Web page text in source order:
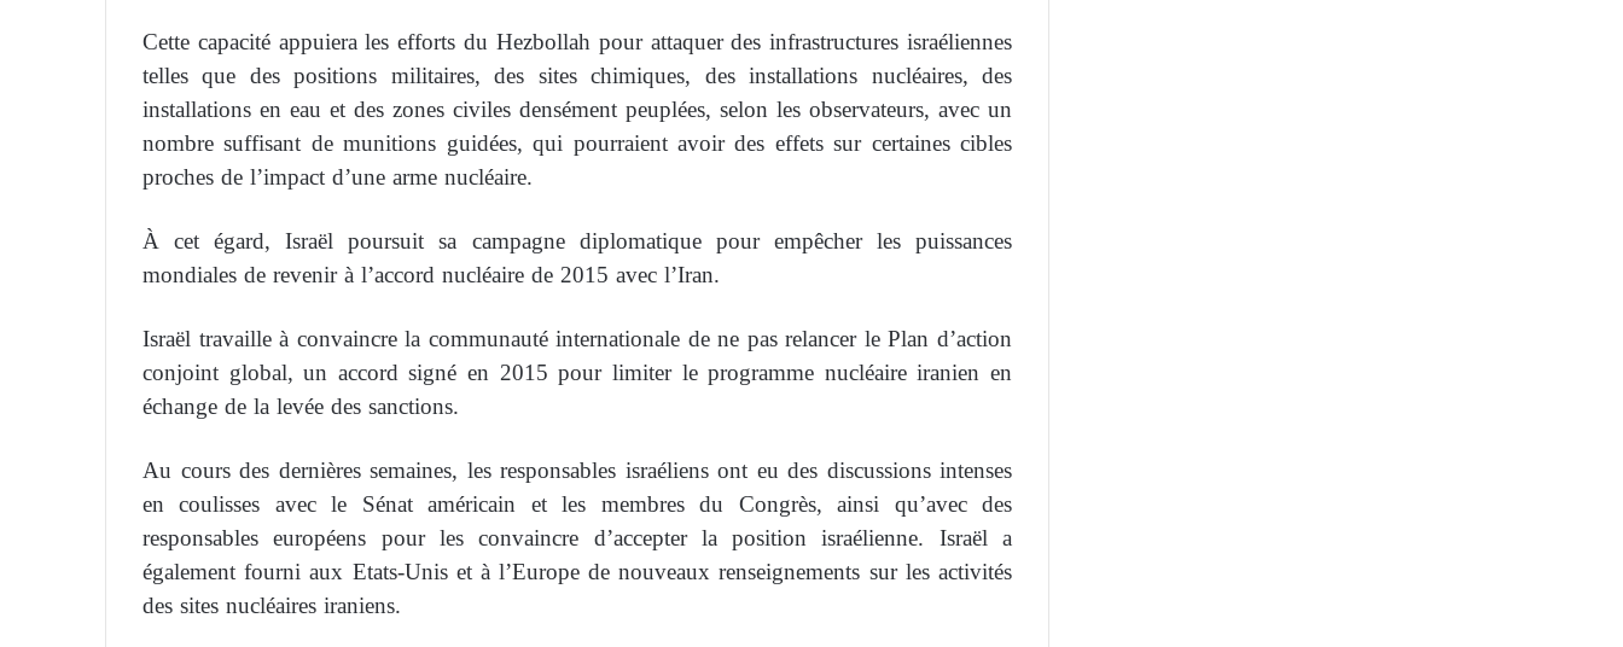
Cette capacité appuiera les efforts du Hezbollah pour attaquer des infrastructures israéliennes
telles que des positions militaires, des sites chimiques, des installations nucléaires, des
installations en eau et des zones civiles densément peuplées, selon les observateurs, avec un
nombre suffisant de munitions guidées, qui pourraient avoir des effets sur certaines cibles
proches de l’impact d’une arme nucléaire.
À cet égard, Israël poursuit sa campagne diplomatique pour empêcher les puissances
mondiales de revenir à l’accord nucléaire de 2015 avec l’Iran.
Israël travaille à convaincre la communauté internationale de ne pas relancer le Plan d’action
conjoint global, un accord signé en 2015 pour limiter le programme nucléaire iranien en
échange de la levée des sanctions.
Au cours des dernières semaines, les responsables israéliens ont eu des discussions intenses
en coulisses avec le Sénat américain et les membres du Congrès, ainsi qu’avec des
responsables européens pour les convaincre d’accepter la position israélienne. Israël a
également fourni aux Etats-Unis et à l’Europe de nouveaux renseignements sur les activités
des sites nucléaires iraniens.